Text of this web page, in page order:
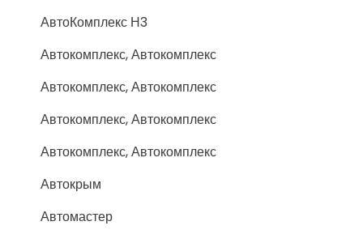
АвтоКомплекс Н3
Автокомплекс, Автокомплекс
Автокомплекс, Автокомплекс
Автокомплекс, Автокомплекс
Автокомплекс, Автокомплекс
Автокрым
Автомастер